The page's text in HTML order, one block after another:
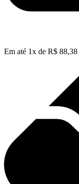
Em até 1x de R$ 88,38